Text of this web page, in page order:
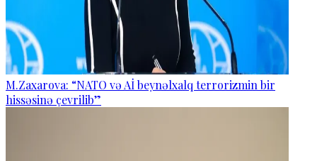
M.Zaxarova: “NATO və Aİ beynəlxalq terrorizmin bir
hissəsinə çevrilib”